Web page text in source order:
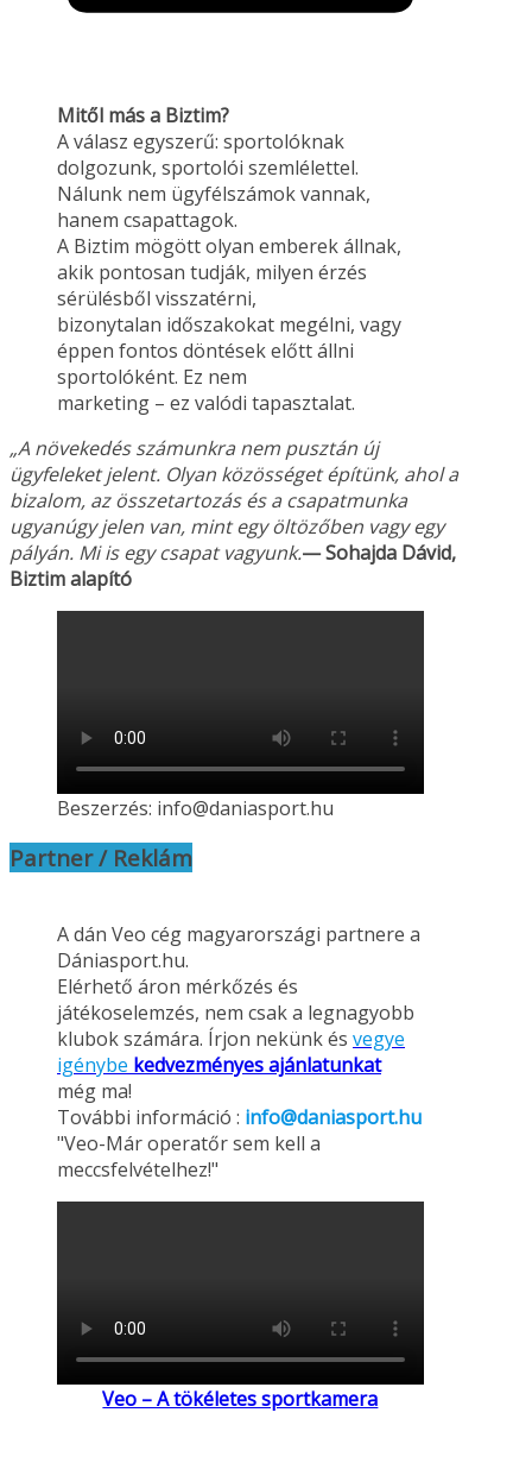
Mitől más a Biztim?
A válasz egyszerű: sportolóknak
dolgozunk, sportolói szemlélettel.
Nálunk nem ügyfélszámok vannak,
hanem csapattagok.
A Biztim mögött olyan emberek állnak,
akik pontosan tudják, milyen érzés
sérülésből visszatérni,
bizonytalan időszakokat megélni, vagy
éppen fontos döntések előtt állni
sportolóként. Ez nem
marketing – ez valódi tapasztalat.
„A növekedés számunkra nem pusztán új
ügyfeleket jelent. Olyan közösséget építünk, ahol a
bizalom, az összetartozás és a csapatmunka
ugyanúgy jelen van, mint egy öltözőben vagy egy
pályán. Mi is egy csapat vagyunk.— Sohajda Dávid,
Biztim alapító
Beszerzés: info@daniasport.hu
Partner / Reklám
A dán Veo cég magyarországi partnere a
Dániasport.hu.
Elérhető áron mérkőzés és
játékoselemzés, nem csak a legnagyobb
klubok számára. Írjon nekünk és vegye
igénybe kedvezményes ajánlatunkat
még ma!
További információ : info@daniasport.hu
"Veo-Már operatőr sem kell a
meccsfelvételhez!"
Veo – A tökéletes sportkamera